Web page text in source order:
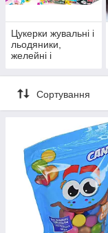
Цукерки жувальні і
льодяники,
желейні і
Сортування